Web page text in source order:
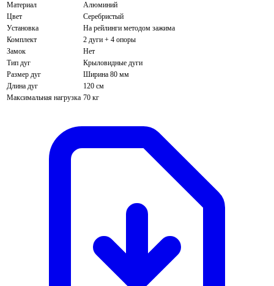
Материал
Алюминий
Цвет
Серебристый
Установка
На рейлинги методом зажима
Комплект
2 дуги + 4 опоры
Замок
Нет
Тип дуг
Крыловидные дуги
Размер дуг
Ширина 80 мм
Длина дуг
120 см
Максимальная нагрузка 70 кг